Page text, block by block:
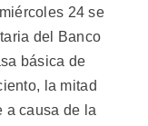
24 se
del Banco
básica de
la mitad
a causa de la